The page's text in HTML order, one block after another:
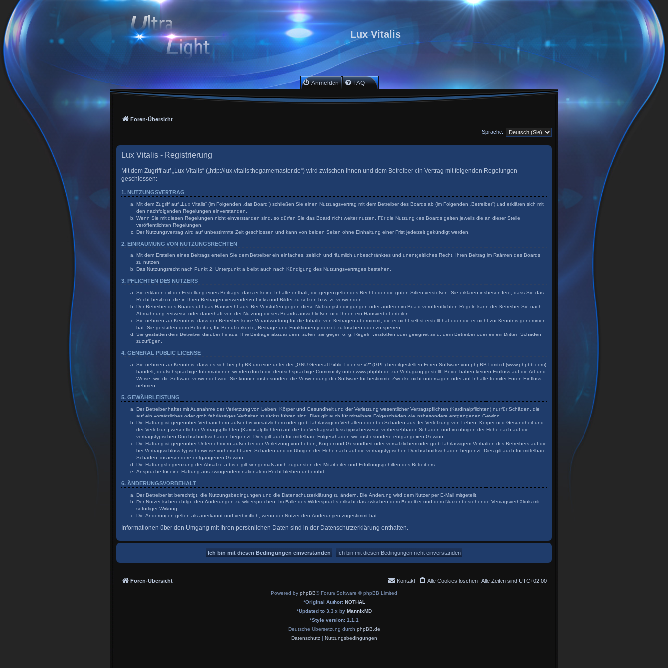
Lux Vitalis
Anmelden FAQ
Foren-Übersicht
Sprache:
Lux Vitalis - Registrierung
Mit dem Zugriff auf „Lux Vitalis“ („http://lux.vitalis.thegamemaster.de“) wird zwischen Ihnen und dem Betreiber ein Vertrag mit folgenden Regelungen
geschlossen:
1. NUTZUNGSVERTRAG
Mit dem Zugriff auf „Lux Vitalis“ (im Folgenden „das Board“) schließen Sie einen Nutzungsvertrag mit dem Betreiber des Boards ab (im Folgenden „Betreiber“) und erklären sich mit
den nachfolgenden Regelungen einverstanden.
Wenn Sie mit diesen Regelungen nicht einverstanden sind, so dürfen Sie das Board nicht weiter nutzen. Für die Nutzung des Boards gelten jeweils die an dieser Stelle
veröffentlichten Regelungen.
Der Nutzungsvertrag wird auf unbestimmte Zeit geschlossen und kann von beiden Seiten ohne Einhaltung einer Frist jederzeit gekündigt werden.
2. EINRÄUMUNG VON NUTZUNGSRECHTEN
Mit dem Erstellen eines Beitrags erteilen Sie dem Betreiber ein einfaches, zeitlich und räumlich unbeschränktes und unentgeltliches Recht, Ihren Beitrag im Rahmen des Boards
zu nutzen.
Das Nutzungsrecht nach Punkt 2, Unterpunkt a bleibt auch nach Kündigung des Nutzungsvertrages bestehen.
3. PFLICHTEN DES NUTZERS
Sie erklären mit der Erstellung eines Beitrags, dass er keine Inhalte enthält, die gegen geltendes Recht oder die guten Sitten verstoßen. Sie erklären insbesondere, dass Sie das
Recht besitzen, die in Ihren Beiträgen verwendeten Links und Bilder zu setzen bzw. zu verwenden.
Der Betreiber des Boards übt das Hausrecht aus. Bei Verstößen gegen diese Nutzungsbedingungen oder anderer im Board veröffentlichten Regeln kann der Betreiber Sie nach
Abmahnung zeitweise oder dauerhaft von der Nutzung dieses Boards ausschließen und Ihnen ein Hausverbot erteilen.
Sie nehmen zur Kenntnis, dass der Betreiber keine Verantwortung für die Inhalte von Beiträgen übernimmt, die er nicht selbst erstellt hat oder die er nicht zur Kenntnis genommen
hat. Sie gestatten dem Betreiber, Ihr Benutzerkonto, Beiträge und Funktionen jederzeit zu löschen oder zu sperren.
Sie gestatten dem Betreiber darüber hinaus, Ihre Beiträge abzuändern, sofern sie gegen o. g. Regeln verstoßen oder geeignet sind, dem Betreiber oder einem Dritten Schaden
zuzufügen.
4. GENERAL PUBLIC LICENSE
Sie nehmen zur Kenntnis, dass es sich bei phpBB um eine unter der „ GNU General Public License v2“ (GPL) bereitgestellten Foren-Software von phpBB Limited (www.phpbb.com)
handelt; deutschsprachige Informationen werden durch die deutschsprachige Community unter www.phpbb.de zur Verfügung gestellt. Beide haben keinen Einfluss auf die Art und
Weise, wie die Software verwendet wird. Sie können insbesondere die Verwendung der Software für bestimmte Zwecke nicht untersagen oder auf Inhalte fremder Foren Einfluss
nehmen.
5. GEWÄHRLEISTUNG
Der Betreiber haftet mit Ausnahme der Verletzung von Leben, Körper und Gesundheit und der Verletzung wesentlicher Vertragspflichten (Kardinalpflichten) nur für Schäden, die
auf ein vorsätzliches oder grob fahrlässiges Verhalten zurückzuführen sind. Dies gilt auch für mittelbare Folgeschäden wie insbesondere entgangenen Gewinn.
Die Haftung ist gegenüber Verbrauchern außer bei vorsätzlichem oder grob fahrlässigem Verhalten oder bei Schäden aus der Verletzung von Leben, Körper und Gesundheit und
der Verletzung wesentlicher Vertragspflichten (Kardinalpflichten) auf die bei Vertragsschluss typischerweise vorhersehbaren Schäden und im übrigen der Höhe nach auf die
vertragstypischen Durchschnittsschäden begrenzt. Dies gilt auch für mittelbare Folgeschäden wie insbesondere entgangenen Gewinn.
Die Haftung ist gegenüber Unternehmern außer bei der Verletzung von Leben, Körper und Gesundheit oder vorsätzlichem oder grob fahrlässigem Verhalten des Betreibers auf die
bei Vertragsschluss typischerweise vorhersehbaren Schäden und im Übrigen der Höhe nach auf die vertragstypischen Durchschnittsschäden begrenzt. Dies gilt auch für mittelbare
Schäden, insbesondere entgangenen Gewinn.
Die Haftungsbegrenzung der Absätze a bis c gilt sinngemäß auch zugunsten der Mitarbeiter und Erfüllungsgehilfen des Betreibers.
Ansprüche für eine Haftung aus zwingendem nationalem Recht bleiben unberührt.
6. ÄNDERUNGSVORBEHALT
Der Betreiber ist berechtigt, die Nutzungsbedingungen und die Datenschutzerklärung zu ändern. Die Änderung wird dem Nutzer per E-Mail mitgeteilt.
Der Nutzer ist berechtigt, den Änderungen zu widersprechen. Im Falle des Widerspruchs erlischt das zwischen dem Betreiber und dem Nutzer bestehende Vertragsverhältnis mit
sofortiger Wirkung.
Die Änderungen gelten als anerkannt und verbindlich, wenn der Nutzer den Änderungen zugestimmt hat.
Informationen über den Umgang mit Ihren persönlichen Daten sind in der Datenschutzerklärung enthalten.
Foren-Übersicht Alle Zeiten sind UTC+02:00
Alle Cookies löschen
Kontakt
Powered by phpBB® Forum Software © phpBB Limited
*Original Author: NOTHAL
*Updated to 3.3.x by MannixMD
*Style version: 1.1.1
Deutsche Übersetzung durch phpBB.de
Datenschutz| Nutzungsbedingungen